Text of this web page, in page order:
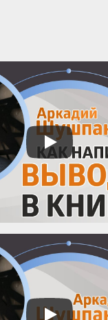
значением во
оказал
психологическому
ввел различие
его значением. Смысл
Полан, представляет
всех
возникающих в
благодаря слову.
образом,
динамическим,
образов...